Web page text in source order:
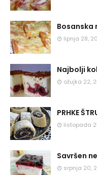
Bosanska
lipnja 28,
Najbolji
ožujka 22,
PRHKE
listopada
Savršen
srpnja 20,